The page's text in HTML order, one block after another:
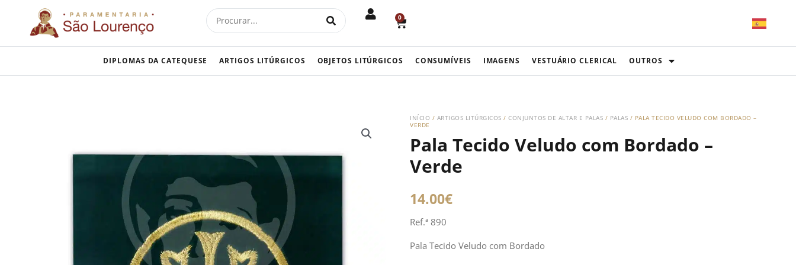
content
Procurar 0
CART
DIPLOMAS DA CATEQUESE ARTIGOS LITÚRGICOS OBJETOS LITÚRGICOS CONSUMÍVEIS IMAGENS VESTUÁRIO CLERICAL OUTROS
INÍCIO / ARTIGOS LITÚRGICOS / CONJUNTOS DE ALTAR E PALAS / PALAS / PALA TECIDO VELUDO COM BORDADO –
VERDE
Pala Tecido Veludo com Bordado –
Verde
14.00€
Ref.ª 890
Pala Tecido Veludo com Bordado